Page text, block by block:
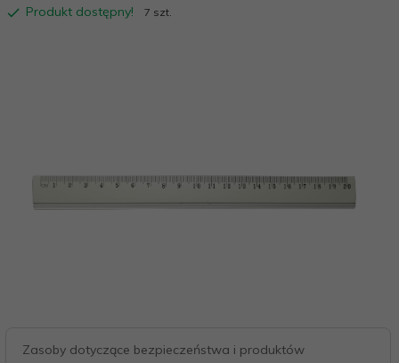
Produkt dostępny! 7 szt.
Zasoby dotyczące bezpieczeństwa i produktów